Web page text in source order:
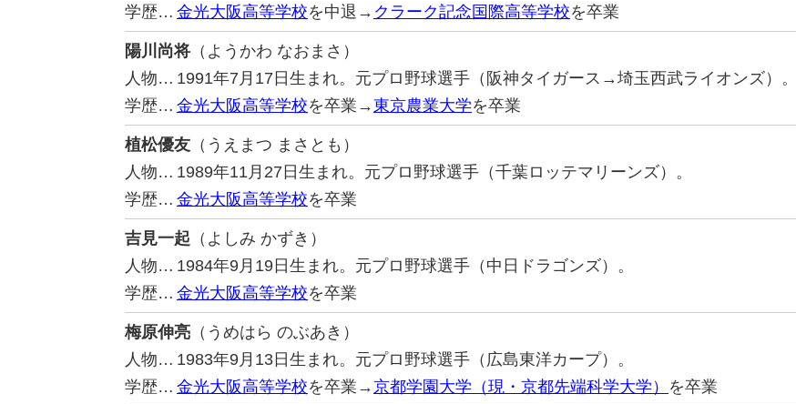
学歴… 金光大阪高等学校を中退→ クラーク記念国際高等学校を卒業
陽川尚将 （ようかわ なおまさ）
人物… 1991年7月17日生まれ。元プロ野球選手（阪神タイガース→埼玉西武ライオンズ）。
学歴… 金光大阪高等学校を卒業→東京農業大学を卒業
植松優友 （うえまつ まさとも）
人物… 1989年11月27日生まれ。元プロ野球選手（千葉ロッテマリーンズ）。
学歴… 金光大阪高等学校を卒業
吉見一起 （よしみ かずき）
人物… 1984年9月19日生まれ。元プロ野球選手（中日ドラゴンズ）。
学歴… 金光大阪高等学校を卒業
梅原伸亮 （うめはら のぶあき）
人物… 1983年9月13日生まれ。元プロ野球選手（広島東洋カープ）。
学歴… 金光大阪高等学校を卒業→京都学園大学（現・京都先端科学大学） を卒業